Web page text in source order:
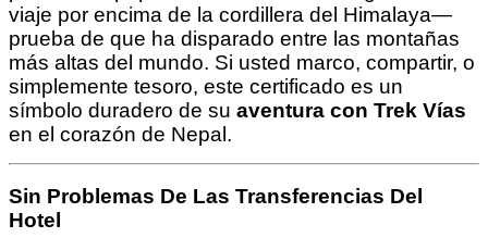
viaje por encima de la cordillera del Himalaya—
prueba de que ha disparado entre las montañas
más altas del mundo. Si usted marco, compartir, o
simplemente tesoro, este certificado es un
símbolo duradero de su aventura con Trek Vías
en el corazón de Nepal.
Sin Problemas De Las Transferencias Del
Hotel